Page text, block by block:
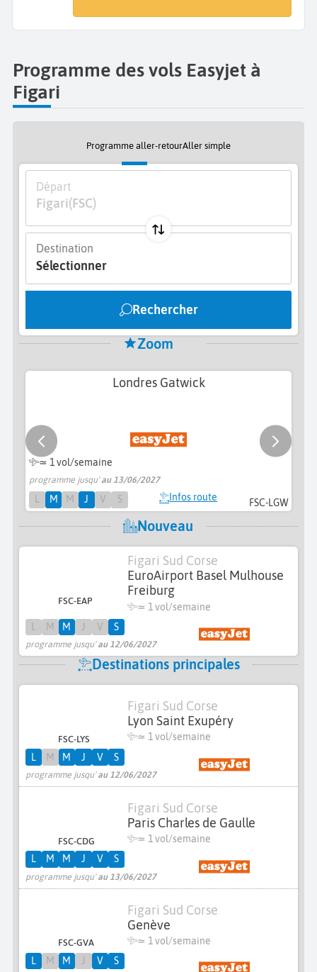
Programme des vols Easyjet à
Figari
Programme aller-retourAller simple
Départ
Figari(FSC)
Destination
Sélectionner
Rechercher
Zoom
FSC-LGW
Londres Gatwick
≃ 1 vol/semaine
programme jusqu'au 13/06/2027
L M M J V S Infos route
Nouveau
FSC-EAP
Figari Sud Corse
EuroAirport Basel Mulhouse
Freiburg
≃ 1 vol/semaine
programme jusqu'au 12/06/2027
M M V S
Destinations principales
FSC-LYS
Figari Sud Corse
Lyon Saint Exupéry
≃ 1 vol/semaine
programme jusqu'au 12/06/2027
L M M J V S
FSC-CDG
Figari Sud Corse
Paris Charles de Gaulle
≃ 1 vol/semaine
programme jusqu'au 13/06/2027
L M M J V S
FSC-GVA
Figari Sud Corse
Genève
≃ 1 vol/semaine
L M M J V S